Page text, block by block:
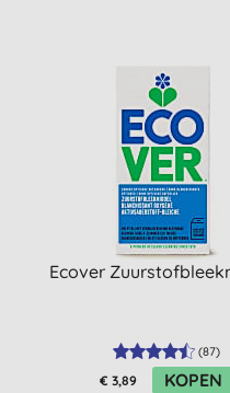
Ecover
(87)
€ 3,89 KOPEN